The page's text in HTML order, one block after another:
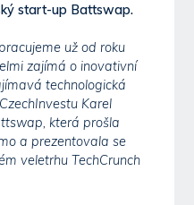
start-up Battswap.
už od roku
zajímá o inovativní
technologická
Karel
která prošla
a prezentovala se
veletrhu TechCrunch